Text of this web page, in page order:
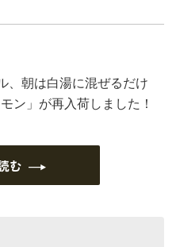
、朝は白湯に混ぜるだけ
ン」が再入荷しました！
む